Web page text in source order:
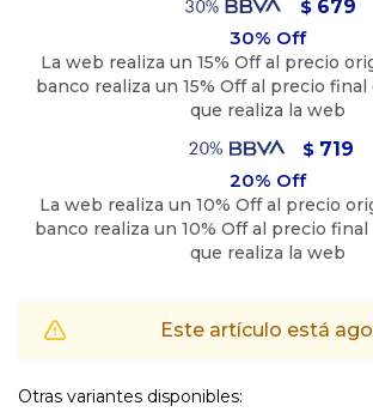
$ 679
$ 719
Este artículo está
Otras variantes disponibles: